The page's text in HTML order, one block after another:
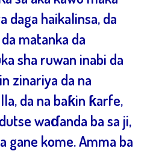
daga haikalinsa, da
matanka da
sha ruwan inabi da
zinariya da na
da na baƙin ƙarfe,
waɗanda ba sa ji,
gane kome. Amma ba